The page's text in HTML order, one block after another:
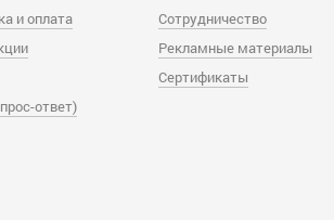
и оплата
ответ)
Сотрудничество
Рекламные материалы
Сертификаты